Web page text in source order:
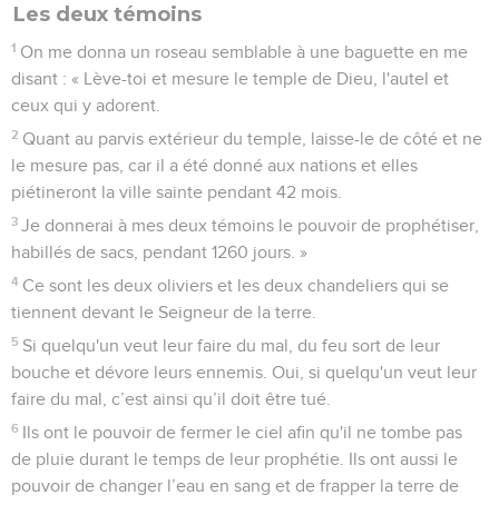
Les deux témoins
1 On me donna un roseau semblable à une baguette en me
disant : « Lève-toi et mesure le temple de Dieu, l'autel et
ceux qui y adorent.
2 Quant au parvis extérieur du temple, laisse-le de côté et ne
le mesure pas, car il a été donné aux nations et elles
piétineront la ville sainte pendant 42 mois.
3 Je donnerai à mes deux témoins le pouvoir de prophétiser,
habillés de sacs, pendant 1260 jours. »
4 Ce sont les deux oliviers et les deux chandeliers qui se
tiennent devant le Seigneur de la terre.
5 Si quelqu'un veut leur faire du mal, du feu sort de leur
bouche et dévore leurs ennemis. Oui, si quelqu'un veut leur
faire du mal, c’est ainsi qu’il doit être tué.
6 Ils ont le pouvoir de fermer le ciel afin qu'il ne tombe pas
de pluie durant le temps de leur prophétie. Ils ont aussi le
pouvoir de changer l’eau en sang et de frapper la terre de